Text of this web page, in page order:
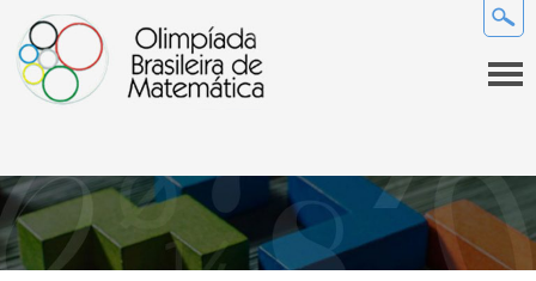
QUEM SOMOS
A OBM
INFORMAÇÕES GERAIS